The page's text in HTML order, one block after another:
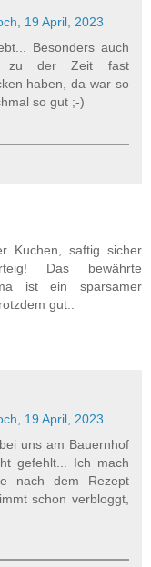
19 April, 2023
Besonders auch
zu der Zeit fast
haben, da war so
so gut ;-)
Kuchen, saftig sicher
Das bewährte
ist ein sparsamer
gut..
19 April, 2023
uns am Bauernhof
gefehlt... Ich mach
nach dem Rezept
schon verbloggt,